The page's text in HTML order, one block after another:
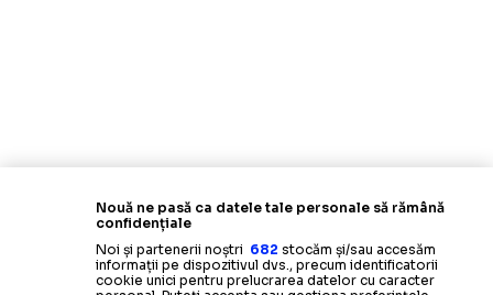
Nouă ne pasă ca datele tale personale să rămână
confidențiale
Noi și partenerii noștri 682 stocăm și/sau accesăm
informații pe dispozitivul dvs., precum identificatorii
cookie unici pentru prelucrarea datelor cu caracter